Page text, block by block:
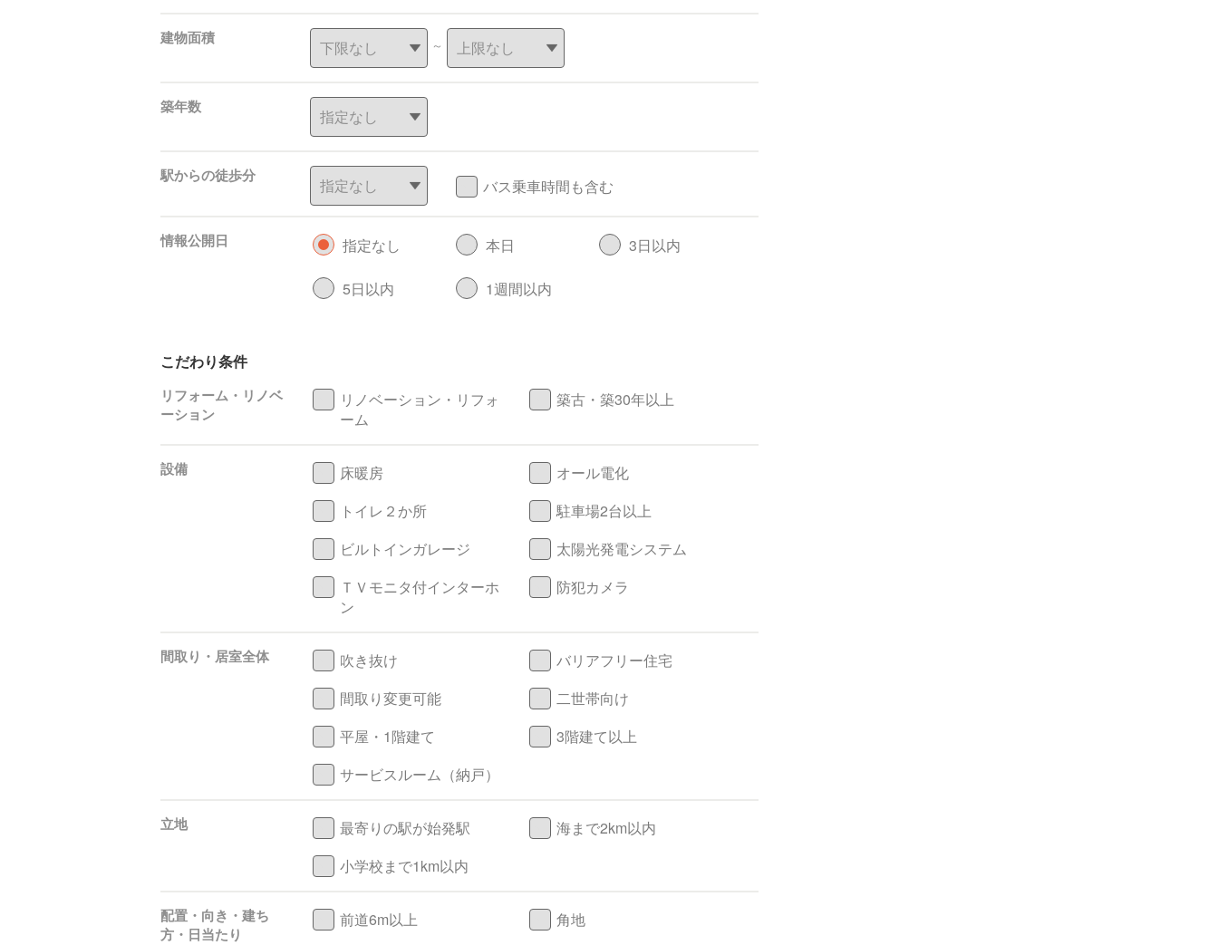
建物面積 ～
築年数
駅からの徒歩分
バス乗車時間も含む
情報公開日 指定なし 本日 3日以内
5日以内 1週間以内
こだわり条件
リフォーム・リノベ
ーション
リノベーション・リフォ
ーム
築古・築30年以上
設備 床暖房
オール電化
トイレ２か所
駐車場2台以上
ビルトインガレージ
太陽光発電システム
ＴＶモニタ付インターホ
ン
防犯カメラ
間取り・居室全体 吹き抜け
バリアフリー住宅
間取り変更可能
二世帯向け
平屋・1階建て
3階建て以上
サービスルーム（納戸）
立地 最寄りの駅が始発駅
海まで2km以内
小学校まで1km以内
配置・向き・建ち
方・日当たり
前道6m以上
角地